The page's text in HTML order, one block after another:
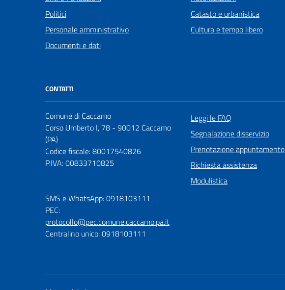
Politici
Personale amministrativo
Documenti e dati
Catasto e urbanistica
Cultura e tempo libero
CONTATTI
Comune di Caccamo
Corso Umberto I, 78 - 90012 Caccamo
(PA)
Codice fiscale: 80017540826
P.IVA: 00833710825
SMS e WhatsApp: 0918103111
PEC:
protocollo@pec.comune.caccamo.pa.it
Centralino unico: 0918103111
Leggi le FAQ
Segnalazione disservizio
Prenotazione appuntamento
Richiesta assistenza
Modulistica